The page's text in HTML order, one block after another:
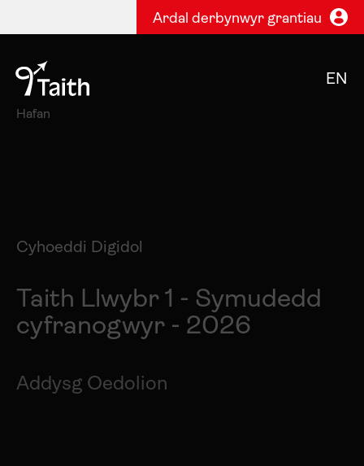
Ardal derbynwyr grantiau
EN
Hafan
Cyhoeddi Digidol
Taith Llwybr 1 - Symudedd
cyfranogwyr - 2026
Addysg Oedolion